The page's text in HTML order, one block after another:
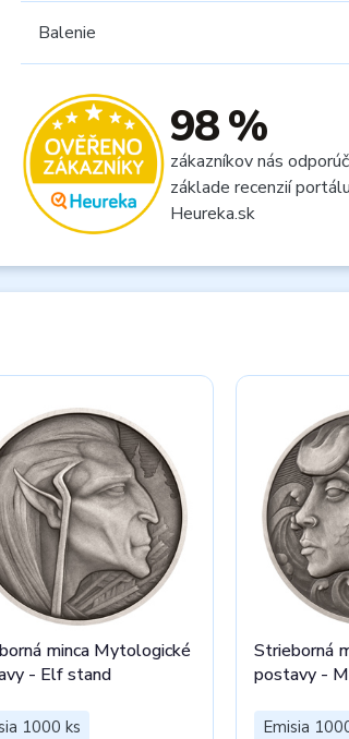
Balenie
98 %
zákazníkov nás
základe recenzií portálu
Heureka.sk
minca Mytologické
- Elf stand
1000 ks
Strieborná
postavy -
Emisia